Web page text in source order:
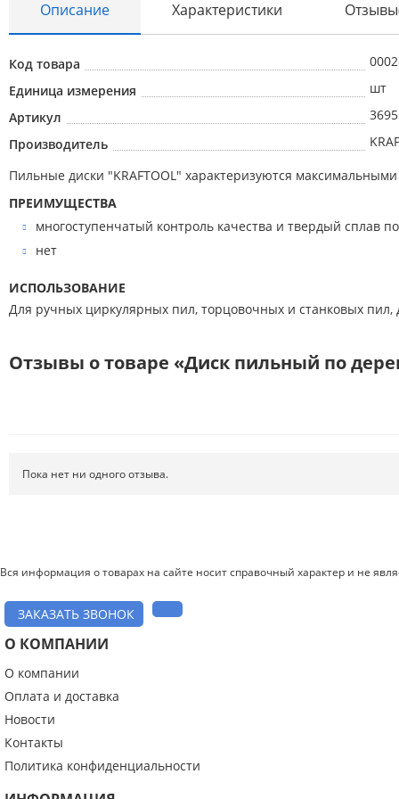
Описание Характеристики
Код товара
Единица измерения
шт
Артикул
Производитель
Пильные диски ″KRAFTOOL″ характеризуются
ПРЕИМУЩЕСТВА
многоступенчатый контроль качества и твердый сплав
нет
ИСПОЛЬЗОВАНИЕ
Для ручных циркулярных пил, торцовочных и станковых
Отзывы о товаре «Диск пильный по
Введите код с картинки:
Я даю согласие на обработку моих персональных данных
Пока нет ни одного отзыва.
Вся информация о товарах на сайте носит справочный характер и не
ЗАКАЗАТЬ ЗВОНОК
О КОМПАНИИ
О компании
Оплата и доставка
Новости
Контакты
Политика конфиденциальности